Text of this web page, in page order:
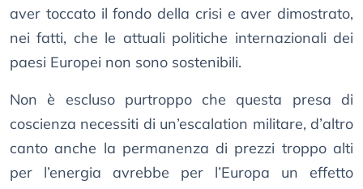
aver toccato il fondo della crisi e aver dimostrato,
nei fatti, che le attuali politiche internazionali dei
paesi Europei non sono sostenibili.
Non è escluso purtroppo che questa presa di
coscienza necessiti di un’escalation militare, d’altro
canto anche la permanenza di prezzi troppo alti
per l’energia avrebbe per l’Europa un effetto